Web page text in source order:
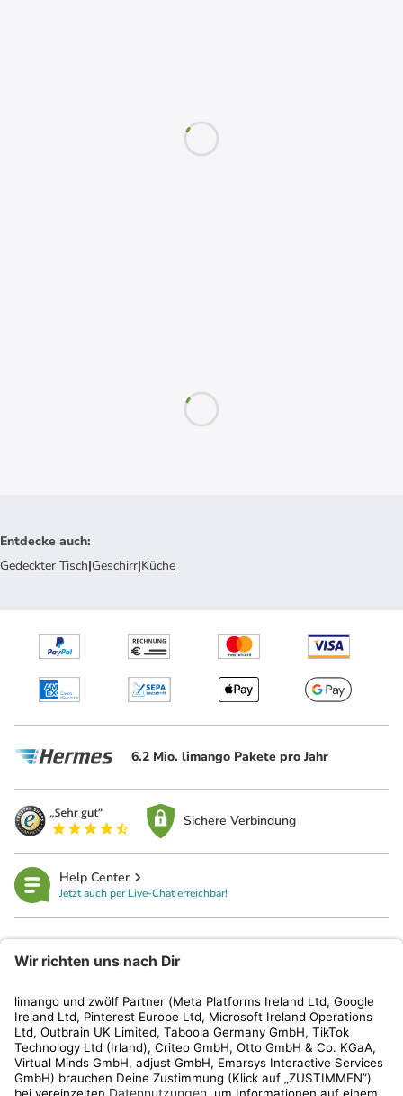
Entdecke auch:
Gedeckter Tisch|Geschirr|Küche
6.2 Mio. limango Pakete pro Jahr
Sichere Verbindung
Help Center
Jetzt auch per Live-Chat erreichbar!
Kundenservice
Shop